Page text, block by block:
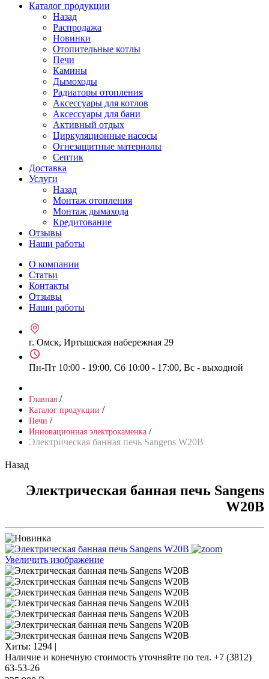
Каталог продукции
Назад
Распродажа
Новинки
Отопительные котлы
Печи
Камины
Дымоходы
Радиаторы отопления
Аксессуары для котлов
Аксессуары для бани
Активный отдых
Циркуляционные насосы
Огнезащитные материалы
Септик
Доставка
Услуги
Назад
Монтаж отопления
Монтаж дымахода
Кредитование
Отзывы
Наши работы
О компании
Статьи
Контакты
Отзывы
Наши работы
г. Омск, Иртышская набережная 29
Пн-Пт 10:00 - 19:00, Сб 10:00 - 17:00, Вс - выходной
Главная /
Каталог продукции /
Печи /
Инновационная электрокаменка /
Электрическая банная печь Sangens W20B
Назад
Электрическая банная печь Sangens
W20B
Увеличить изображение
Хиты: 1294 |
Наличие и конечную стоимость уточняйте по тел. +7 (3812)
63-53-26